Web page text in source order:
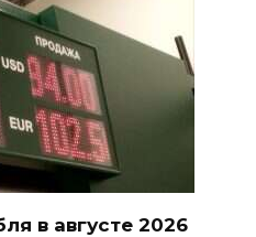
в августе 2026